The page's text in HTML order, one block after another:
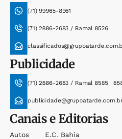
(71) 99965-8961
(71) 2886-2683 / Ramal 8526
Publicidade
(71) 2886-2683 / Ramal 8585 |
Canais e Editorias
Autos
E.c. Bahia